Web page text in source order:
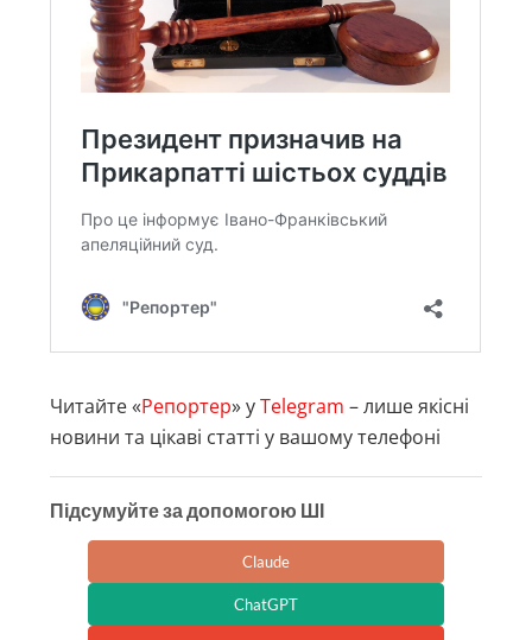
Читайте «Репортер» уTelegram – лише якісні
новини та цікаві статті у вашому телефоні
Підсумуйте за допомогою ШІ
Claude
ChatGPT